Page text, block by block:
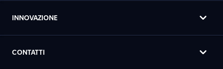
INNOVAZIONE
CONTATTI